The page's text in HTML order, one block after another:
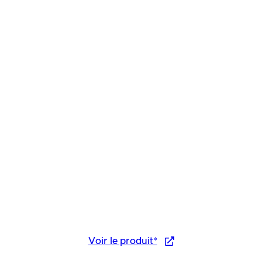
Voir le produit*